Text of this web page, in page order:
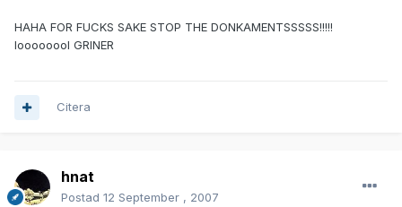
HAHA FOR FUCKS SAKE STOP THE DONKAMENTSSSSS!!!!!
loooooool GRINER
Citera
hnat
Postad 12 September , 2007